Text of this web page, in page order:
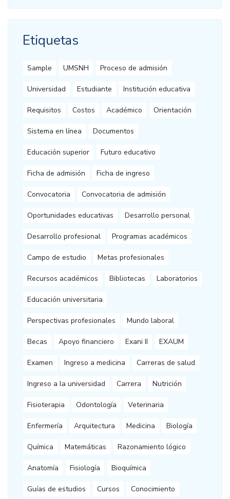
Etiquetas
Sample UMSNH Proceso de admisión
Universidad Estudiante Institución educativa
Requisitos Costos Académico Orientación
Sistema en línea Documentos
Educación superior Futuro educativo
Ficha de admisión Ficha de ingreso
Convocatoria Convocatoria de admisión
Oportunidades educativas Desarrollo personal
Desarrollo profesional Programas académicos
Campo de estudio Metas profesionales
Recursos académicos Bibliotecas Laboratorios
Educación universitaria
Perspectivas profesionales Mundo laboral
Becas Apoyo financiero Exani II EXAUM
Examen Ingreso a medicina Carreras de salud
Ingreso a la universidad Carrera Nutrición
Fisioterapia Odontología Veterinaria
Enfermería Arquitectura Medicina Biología
Química Matemáticas Razonamiento lógico
Anatomía Fisiología Bioquímica
Guías de estudios Cursos Conocimiento